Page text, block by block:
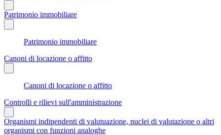
Patrimonio immobiliare
Patrimonio immobiliare
Canoni di locazione o affitto
Canoni di locazione o affitto
Controlli e rilievi sull'amministrazione
Organismi indipendenti di valutuazione, nuclei di valutazione o altri
organismi con funzioni analoghe